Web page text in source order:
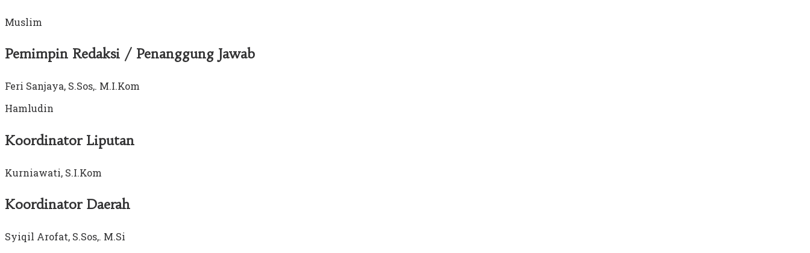
Muslim
Pemimpin Redaksi / Penanggung Jawab
Feri Sanjaya, S.Sos,. M.I.Kom
Hamludin
KoordinatorLiputan
Kurniawati, S.I.Kom
Koordinator Daerah
Syiqil Arofat, S.Sos,. M.Si